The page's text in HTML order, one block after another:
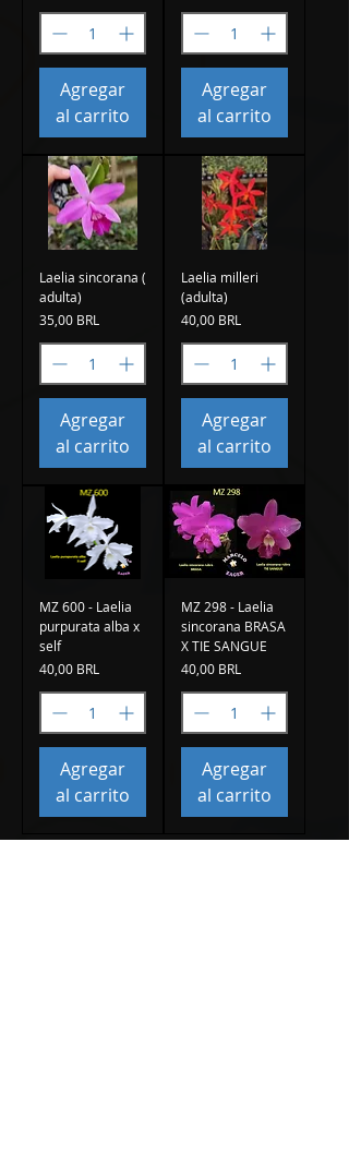
Agregar
al carrito
Agregar
al carrito
Laelia sincorana (
adulta)
Precio
35,00 BRL
Agregar
al carrito
Laelia milleri
(adulta)
Precio
40,00 BRL
Agregar
al carrito
MZ 600 - Laelia
purpurata alba x
self
Precio
40,00 BRL
Agregar
al carrito
MZ 298 - Laelia
sincorana BRASA
X TIE SANGUE
Precio
40,00 BRL
Agregar
al carrito